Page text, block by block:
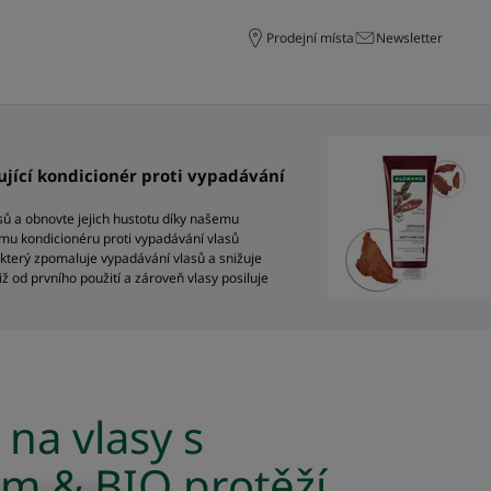
Prodejní místa Newsletter
kondicionér proti vypadávání
a obnovte jejich hustotu díky našemu
kondicionéru proti vypadávání vlasů
zpomaluje vypadávání vlasů a snižuje
od prvního použití a zároveň vlasy posiluje
vlasy s